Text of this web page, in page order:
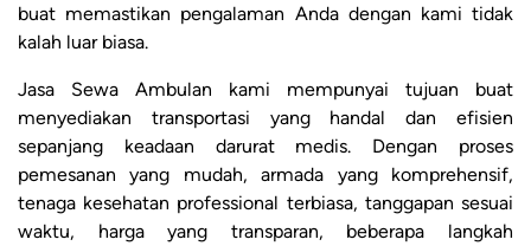
buat memastikan pengalaman Anda dengan kami tidak
kalah luar biasa.
Jasa Sewa Ambulan kami mempunyai tujuan buat
menyediakan transportasi yang handal dan efisien
sepanjang keadaan darurat medis. Dengan proses
pemesanan yang mudah, armada yang komprehensif,
tenaga kesehatan professional terbiasa, tanggapan sesuai
waktu, harga yang transparan, beberapa langkah